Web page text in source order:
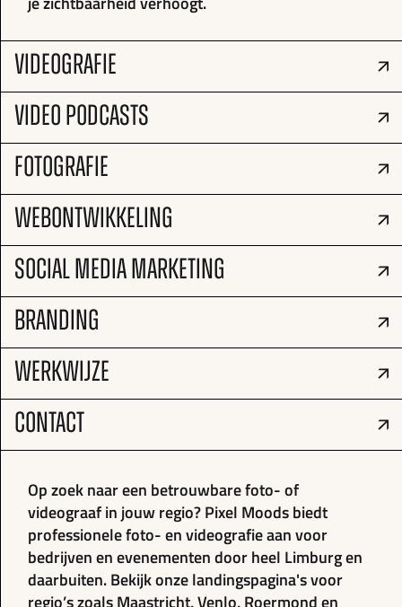
VIDEOGRAFIE
VIDEO PODCASTS
FOTOGRAFIE
WEBONTWIKKELING
SOCIAL MEDIA MARKETING
BRANDING
WERKWIJZE
CONTACT
Op zoek naar een betrouwbare foto- of
videograaf in jouw regio? Pixel Moods biedt
professionele foto- en videografie aan voor
bedrijven en evenementen door heel Limburg en
daarbuiten. Bekijk onze landingspagina's voor
regio’s zoals Maastricht, Venlo, Roermond en